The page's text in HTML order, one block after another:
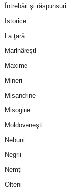
Întrebări şi răspunsuri
Istorice
La ţară
Marinăreşti
Maxime
Mineri
Misandrine
Misogine
Moldoveneşti
Nebuni
Negrii
Nemţi
Olteni